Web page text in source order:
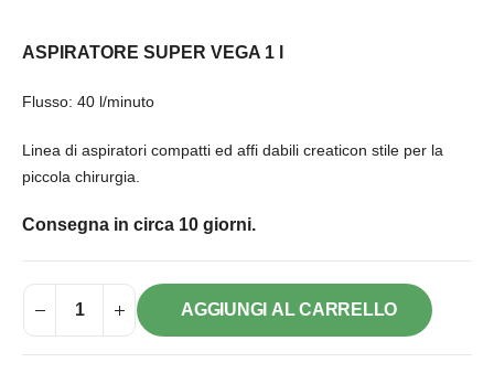
ASPIRATORE SUPER VEGA 1 l
Flusso: 40 l/minuto
Linea di aspiratori compatti ed affi dabili creaticon stile per la
piccola chirurgia.
Consegna in circa 10 giorni.
AGGIUNGI AL CARRELLO